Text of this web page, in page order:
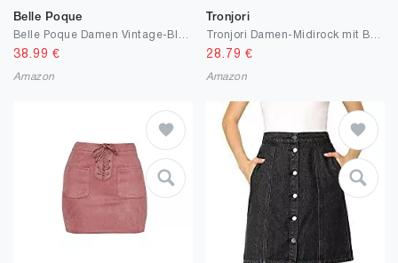
Belle Poque
38.99 €
Amazon
Tronjori
28.79 €
Amazon